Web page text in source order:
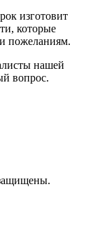
изготовит
которые
пожеланиям.
нашей
вопрос.